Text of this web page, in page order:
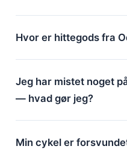
Hvor er hittegods fra
Jeg har mistet noget
— hvad gør jeg?
Min cykel er